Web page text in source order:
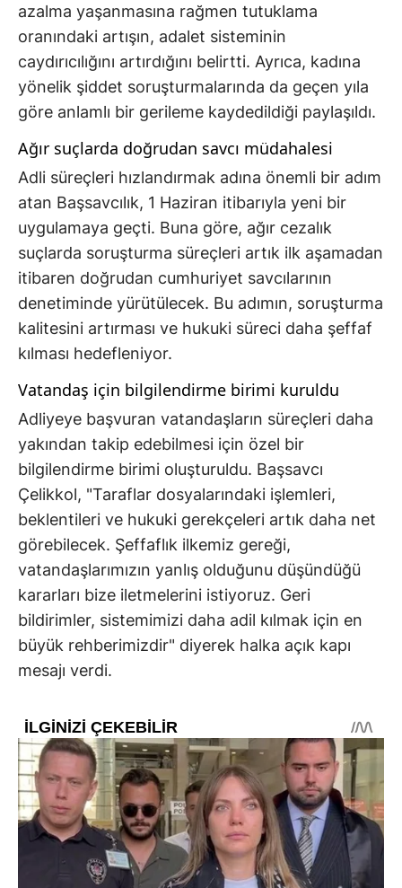
azalma yaşanmasına rağmen tutuklama
oranındaki artışın, adalet sisteminin
caydırıcılığını artırdığını belirtti. Ayrıca, kadına
yönelik şiddet soruşturmalarında da geçen yıla
göre anlamlı bir gerileme kaydedildiği paylaşıldı.
Ağır suçlarda doğrudan savcı müdahalesi
Adli süreçleri hızlandırmak adına önemli bir adım
atan Başsavcılık, 1 Haziran itibarıyla yeni bir
uygulamaya geçti. Buna göre, ağır cezalık
suçlarda soruşturma süreçleri artık ilk aşamadan
itibaren doğrudan cumhuriyet savcılarının
denetiminde yürütülecek. Bu adımın, soruşturma
kalitesini artırması ve hukuki süreci daha şeffaf
kılması hedefleniyor.
Vatandaş için bilgilendirme birimi kuruldu
Adliyeye başvuran vatandaşların süreçleri daha
yakından takip edebilmesi için özel bir
bilgilendirme birimi oluşturuldu. Başsavcı
Çelikkol, "Taraflar dosyalarındaki işlemleri,
beklentileri ve hukuki gerekçeleri artık daha net
görebilecek. Şeffaflık ilkemiz gereği,
vatandaşlarımızın yanlış olduğunu düşündüğü
kararları bize iletmelerini istiyoruz. Geri
bildirimler, sistemimizi daha adil kılmak için en
büyük rehberimizdir" diyerek halka açık kapı
mesajı verdi.